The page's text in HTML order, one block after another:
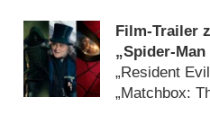
Film-Trailer
„Spider-Man
3“ und DC-
„Resident
„Matchbox: